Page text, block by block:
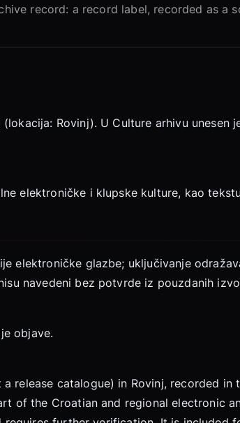
record: a record label, recorded as a
Rovinj). U Culture arhivu unesen
elektroničke i klupske kulture, kao
elektroničke glazbe; uključivanje
navedeni bez potvrde iz pouzdanih
objave.
release catalogue) in Rovinj, recorded in
of the Croatian and regional electronic